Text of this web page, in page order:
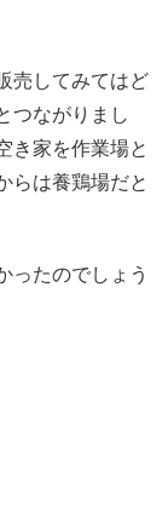
売してみてはど
つながりまし
き家を作業場と
らは養鶏場だと
たのでしょう